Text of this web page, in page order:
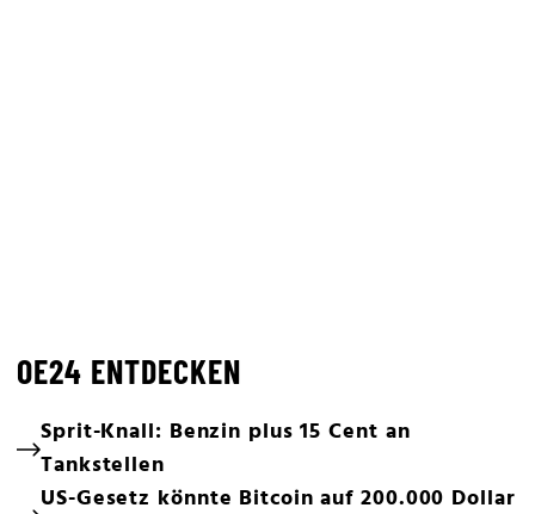
OE24 ENTDECKEN
Sprit-Knall: Benzin plus 15 Cent an
Tankstellen
US-Gesetz könnte Bitcoin auf 200.000 Dollar